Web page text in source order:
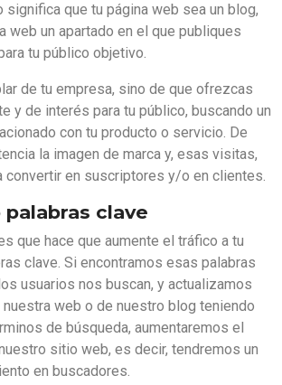
significa que tu página web sea un blog,
web un apartado en el que publiques
tu público objetivo.
de tu empresa, sino de que ofrezcas
y de interés para tu público, buscando un
con tu producto o servicio. De
la imagen de marca y, esas visitas,
convertir en suscriptores y/o en clientes.
clave
que hace que aumente el tráfico a tu
clave. Si encontramos esas palabras
usuarios nos buscan, y actualizamos
web o de nuestro blog teniendo
de búsqueda, aumentaremos el
sitio web, es decir, tendremos un
en buscadores.